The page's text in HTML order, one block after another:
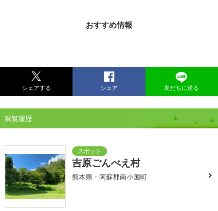
おすすめ情報
シェアする シェア 友だちに送る
閲覧履歴
吉原ごんべえ村
熊本県・阿蘇郡南小国町